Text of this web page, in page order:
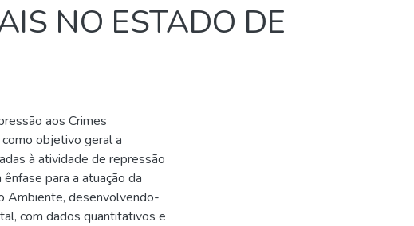
NO ESTADO DE
aos Crimes
objetivo geral a
à atividade de repressão
para a atuação da
Ambiente, desenvolvendo-
com dados quantitativos e